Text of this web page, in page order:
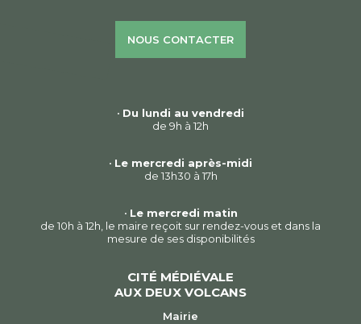
NOUS CONTACTER
• Du lundi au vendredi
de 9h à 12h
• Le mercredi après-midi
de 13h30 à 17h
• Le mercredi matin
de 10h à 12h, le maire reçoit sur rendez-vous et dans la
mesure de ses disponibilités
CITÉ MÉDIÉVALE
AUX DEUX VOLCANS
Mairie